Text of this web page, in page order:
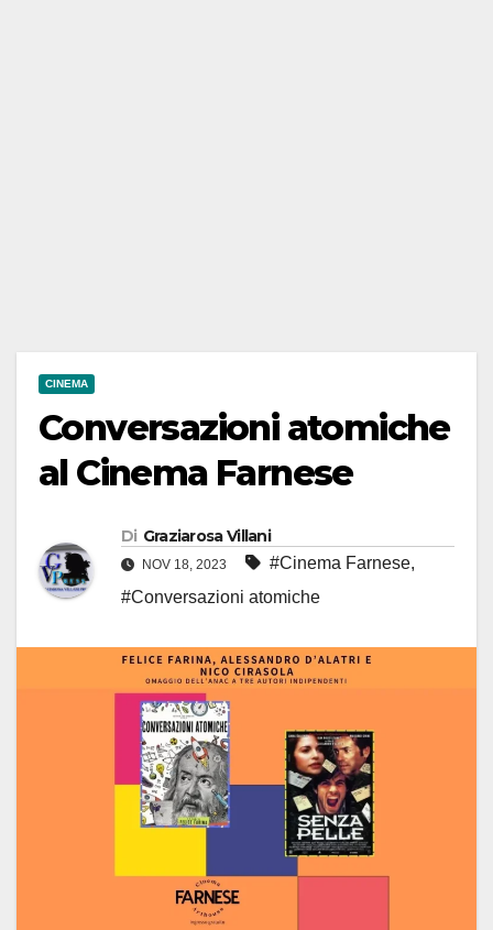
CINEMA
Conversazioni atomiche
al Cinema Farnese
Di Graziarosa Villani
NOV 18, 2023 #Cinema Farnese,
#Conversazioni atomiche